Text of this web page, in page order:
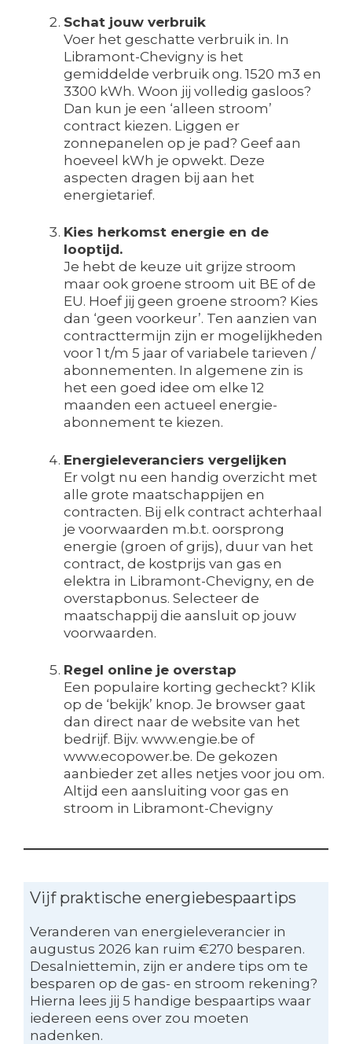
Schat jouw verbruik
Voer het geschatte verbruik in. In
Libramont-Chevigny is het
gemiddelde verbruik ong. 1520 m3 en
3300 kWh. Woon jij volledig gasloos?
Dan kun je een ‘alleen stroom’
contract kiezen. Liggen er
zonnepanelen op je pad? Geef aan
hoeveel kWh je opwekt. Deze
aspecten dragen bij aan het
energietarief.
Kies herkomst energie en de
looptijd.
Je hebt de keuze uit grijze stroom
maar ook groene stroom uit BE of de
EU. Hoef jij geen groene stroom? Kies
dan ‘geen voorkeur’. Ten aanzien van
contracttermijn zijn er mogelijkheden
voor 1 t/m 5 jaar of variabele tarieven /
abonnementen. In algemene zin is
het een goed idee om elke 12
maanden een actueel energie-
abonnement te kiezen.
Energieleveranciers vergelijken
Er volgt nu een handig overzicht met
alle grote maatschappijen en
contracten. Bij elk contract achterhaal
je voorwaarden m.b.t. oorsprong
energie (groen of grijs), duur van het
contract, de kostprijs van gas en
elektra in Libramont-Chevigny, en de
overstapbonus. Selecteer de
maatschappij die aansluit op jouw
voorwaarden.
Regel online je overstap
Een populaire korting gecheckt? Klik
op de ‘bekijk’ knop. Je browser gaat
dan direct naar de website van het
bedrijf. Bijv. www.engie.be of
www.ecopower.be. De gekozen
aanbieder zet alles netjes voor jou om.
Altijd een aansluiting voor gas en
stroom in Libramont-Chevigny
Vijf praktische energiebespaartips
Veranderen van energieleverancier in
augustus 2026 kan ruim €270 besparen.
Desalniettemin, zijn er andere tips om te
besparen op de gas- en stroom rekening?
Hierna lees jij 5 handige bespaartips waar
iedereen eens over zou moeten
nadenken.